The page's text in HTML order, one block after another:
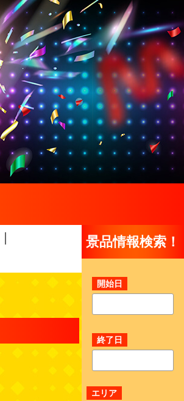
景品情報検索！
開始日
終了日
エリア